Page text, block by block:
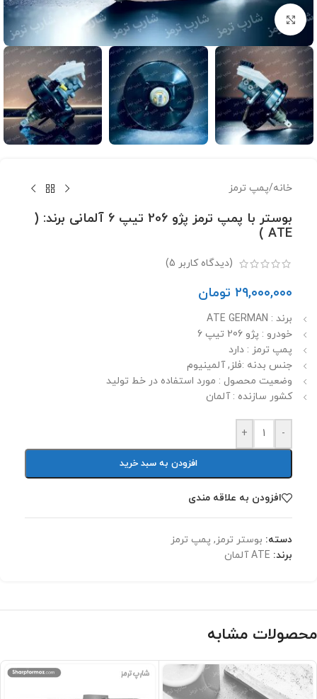
برای بزرگنمایی کلیک کنید
خانه/پمپ ترمز
بوستر با پمپ ترمز پژو 206 تیپ 6 آلمانی برند: (
ATE )
(دیدگاه کاربر 5
)
۲۹,۰۰۰,۰۰۰ تومان
برند : ATE GERMAN
خودرو : پژو 206 تیپ 6
پمپ ترمز : دارد
جنس بدنه :فلز, آلمینیوم
وضعیت محصول : مورد استفاده در خط تولید
کشور سازنده : آلمان
-
+
افزودن به سبد خرید
افزودن به علاقه مندی
دسته: بوستر ترمز, پمپ ترمز
برند: ATE آلمان
محصولات مشابه